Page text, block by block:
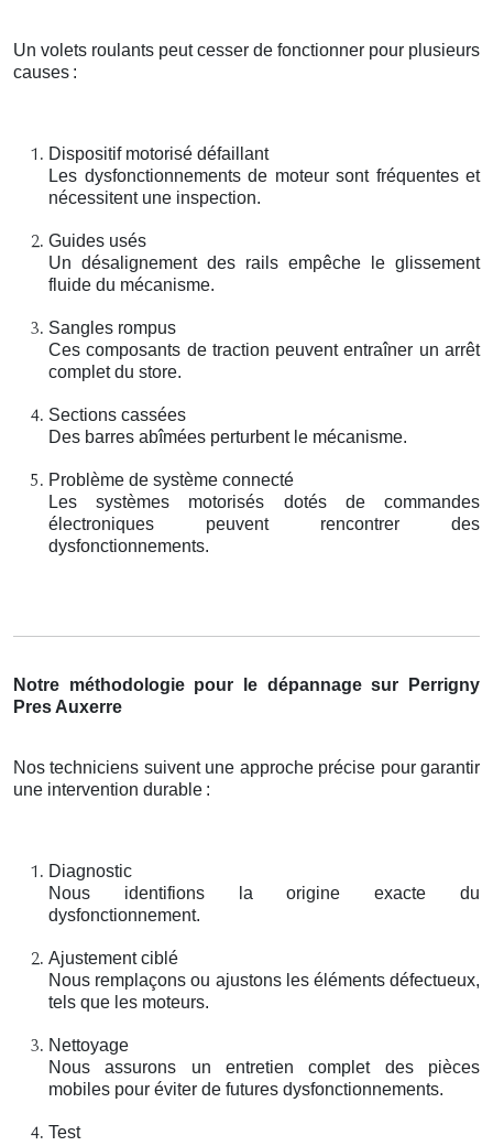
Un volets roulants peut cesser de fonctionner pour plusieurs
causes :
Dispositif motorisé défaillant
Les dysfonctionnements de moteur sont fréquentes et
nécessitent une inspection.
Guides usés
Un désalignement des rails empêche le glissement
fluide du mécanisme.
Sangles rompus
Ces composants de traction peuvent entraîner un arrêt
complet du store.
Sections cassées
Des barres abîmées perturbent le mécanisme.
Problème de système connecté
Les systèmes motorisés dotés de commandes
électroniques peuvent rencontrer des
dysfonctionnements.
Notre méthodologie pour le dépannage sur Perrigny
Pres Auxerre
Nos techniciens suivent une approche précise pour garantir
une intervention durable :
Diagnostic
Nous identifions la origine exacte du
dysfonctionnement.
Ajustement ciblé
Nous remplaçons ou ajustons les éléments défectueux,
tels que les moteurs.
Nettoyage
Nous assurons un entretien complet des pièces
mobiles pour éviter de futures dysfonctionnements.
Test